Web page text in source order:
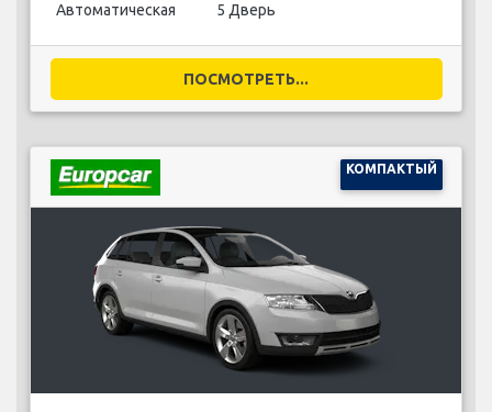
Автоматическая 5 Дверь
ПОСМОТРЕТЬ...
КОМПАКТЫЙ